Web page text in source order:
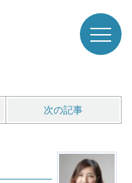
次の記事